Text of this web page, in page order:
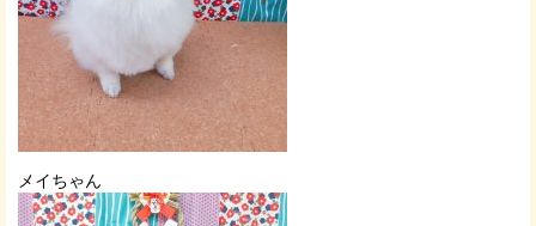
メイちゃん